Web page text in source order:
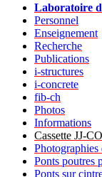
Laboratoire
Personnel
Enseignement
Recherche
Publications
i-structures
i-concrete
fib-ch
Photos
Informations
Cassette JJ-
Ponts poutres
Ponts sur